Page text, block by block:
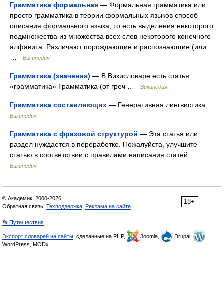
Грамматика формальная — Формальная грамматика или
просто грамматика в теории формальных языков способ
описания формального языка, то есть выделения некоторого
подмножества из множества всех слов некоторого конечного
алфавитa. Различают порождающие и распознающие (или…
Википедия
Грамматика (значения) — В Викисловаре есть статья
«грамматика» Грамматика (от греч …
Википедия
Грамматика составляющих — Генеративная лингвистика …
Википедия
Грамматика с фразовой структурой — Эта статья или
раздел нуждается в переработке. Пожалуйста, улучшите
статью в соответствии с правилами написания статей …
Википедия
18+
© Академик, 2000-2026
Обратная связь: Техподдержка Реклама на сайте
👣 Путешествия
Экспорт словарей на сайты , сделанные на PHP, Joomla,
Drupal,
WordPress, MODx.